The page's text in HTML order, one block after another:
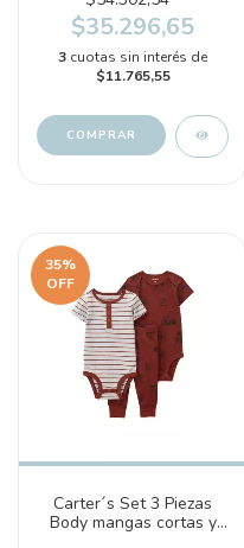
$35.296,65
3 cuotas sin interés de
$11.765,55
COMPRAR
35%
OFF
Carter´s Set 3 Piezas
Body mangas cortas y